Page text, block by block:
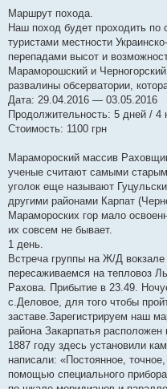
в
д
о
м
л
е
н
я
Маршрут похода.
Наш поход будет проходить по
туристами местности
перепадами высот и
Мараморошский и
развалины обсерватории,
Дата: 29.04.2016 — 03.05.2016
Продолжительность: 5 дней / 4
Стоимость: 1100 грн
Марамороский массив
ученые считают самыми
уголок еще называют
другими районами Карпат
Марамороских гор мало
их совсем не бывает.
1 день.
Встреча группы на Ж/Д
пересаживаемся на тепловоз
Рахова. Прибытие в 23.49.
с.Деловое, для того чтобы
заставе.Зарегистрируем наш
района Закарпатья
1887 году здесь установили
написали: «Постоянное,
помощью специального